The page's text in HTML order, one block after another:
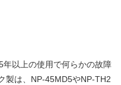
以上の使用で何らかの故障
製は、NP-45MD5やNP-TH2